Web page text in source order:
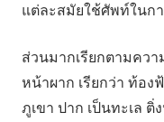
แต่ละสมัยใช้ศัพท์ในก
ส่วนมากเรียกตามคว
หน้าผาก เรียกว่า ท้อง
ภูเขา ปาก เป็นทะเล ติ่